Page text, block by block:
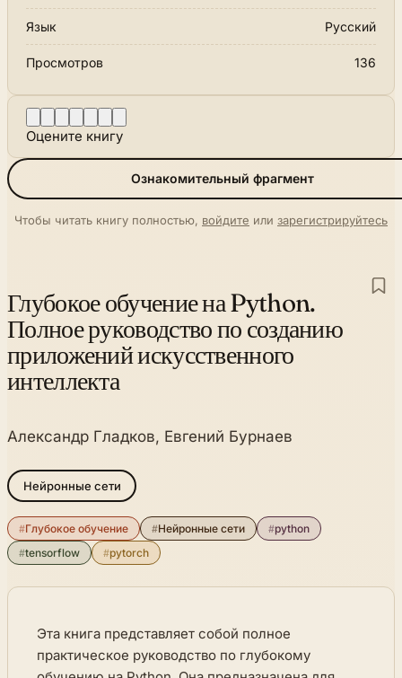
Язык Русский
Просмотров 136
Оцените книгу
Ознакомительный фрагмент
Чтобы читать книгу полностью, войдите или зарегистрируйтесь
Глубокое обучение на Python.
Полное руководство по созданию
приложений искусственного
интеллекта
Александр Гладков, Евгений Бурнаев
Нейронные сети
#Глубокое обучение #Нейронные сети #python
#tensorflow #pytorch
Эта книга представляет собой полное
практическое руководство по глубокому